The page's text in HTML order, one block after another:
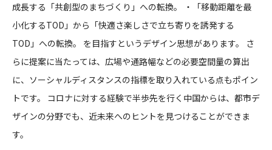
成長する「共創型のまちづくり」への転換。 ・「移動距離を最
小化するTOD」から「快適さ楽しさで立ち寄りを誘発する
TOD」への転換。​ を目指すというデザイン思想があります。​ さ
らに提案に当たっては、広場や通路幅などの必要空間量の算出
に、ソーシャルディスタンスの指標を取り入れている点もポイン
トです。 コロナに対する経験で半歩先を行く中国からは、都市デ
ザインの分野でも、近未来へのヒントを見つけることができま
す。​